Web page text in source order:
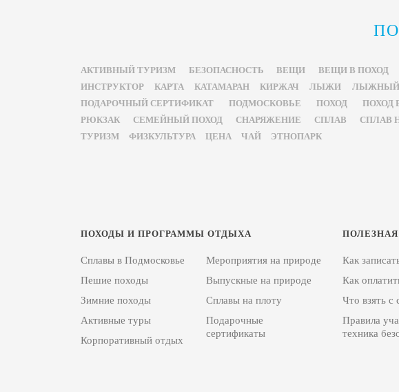
АКТИВНЫЙ ТУРИЗМ БЕЗОПАСНОСТЬ ВЕЩИ ВЕЩИ В ПОХОД
ИНСТРУКТОР
КАРТА КАТАМАРАН КИРЖАЧ ЛЫЖИ ЛЫЖНЫЙ
ПОДАРОЧНЫЙ СЕРТИФИКАТ
ПОДМОСКОВЬЕ ПОХОД ПОХОД
РЮКЗАК
СЕМЕЙНЫЙ ПОХОД СНАРЯЖЕНИЕ СПЛАВ СПЛАВ
ТУРИЗМ
ФИЗКУЛЬТУРА ЦЕНА ЧАЙ ЭТНОПАРК
ПОХОДЫ И ПРОГРАММЫ ОТДЫХА
Сплавы в Подмосковье
Пешие походы
Зимние походы
Активные туры
Корпоративный отдых
Мероприятия на природе
Выпускные на природе
Сплавы на плоту
Подарочные
сертификаты
Как
Как
Что взять с
Правила
техника